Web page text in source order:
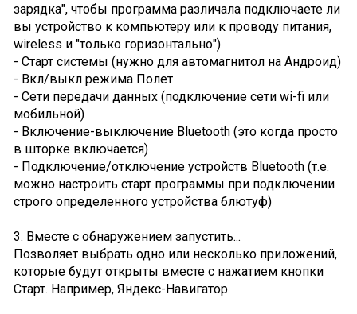
зарядка", чтобы программа различала подключаете ли
вы устройство к компьютеру или к проводу питания,
wireless и "только горизонтально")
- Старт системы (нужно для автомагнитол на Андроид)
- Вкл/выкл режима Полет
- Сети передачи данных (подключение сети wi-fi или
мобильной)
- Включение-выключение Bluetooth (это когда просто
в шторке включается)
- Подключение/отключение устройств Bluetooth (т.е.
можно настроить старт программы при подключении
строго определенного устройства блютуф)
3. Вместе с обнаружением запустить...
Позволяет выбрать одно или несколько приложений,
которые будут открыты вместе с нажатием кнопки
Старт. Например, Яндекс-Навигатор.